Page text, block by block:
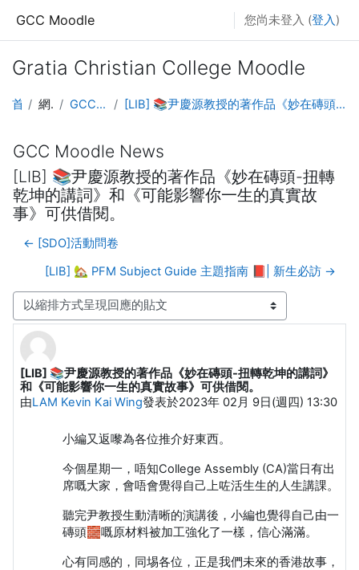
GCC Moodle 您尚未登入 (登入 )
Gratia Christian College Moodle
首頁 網站頁面 GCC Moodle News [LIB] 📚尹慶源教授的著作品《妙在磚頭-扭轉乾坤的講詞》和《可能影響你一生的真實故事》可供借閱。
GCC Moodle News
[LIB] 📚尹慶源教授的著作品《妙在磚頭-扭轉
乾坤的講詞》和《可能影響你一生的真實故
事》可供借閱。
← [SDO]活動問卷
[LIB] 🏡 PFM Subject Guide 主題指南 📕| 新生必訪 →
顯示模式
[LIB] 📚尹慶源教授的著作品《妙在磚頭-扭轉乾坤的講詞》
和《可能影響你一生的真實故事》可供借閱。
由LAM Kevin Kai Wing發表於2023年 02月 9日(週四) 13:30
Number of replies: 0
小編又返嚟為各位推介好東西。
今個星期一，唔知College Assembly (CA)當日有出
席嘅大家，會唔會覺得自己上咗活生生的人生講課。
聽完尹教授生動清晰的演講後，小編也覺得自己由一
磚頭🧱嘅原材料被加工強化了一樣，信心滿滿。
心有同感的，同埸各位，正是我們未來的香港故事，